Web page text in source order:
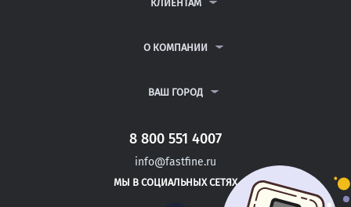
РЕФЕРАТЫ
КЛИЕНТАМ
ВОПРОСЫ И ОТВЕТЫ
ПОЛИТИКА КОНФИДЕНЦИАЛЬНОСТИ
О КОМПАНИИ
КОНТАКТЫ
ВАШ ГОРОД
САНКТ-ПЕТЕРБУРГ
ИРБИТ
КРАСНОУРАЛЬСК
8 800 551 4007
info@fastfine.ru
МЫ В СОЦИАЛЬНЫХ СЕТЯХ